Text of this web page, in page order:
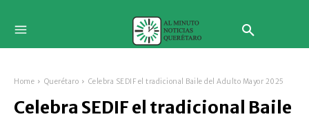
Home Querétaro Celebra SEDIF el tradicional Baile del Adulto Mayor 2025
Celebra SEDIF el tradicional Baile